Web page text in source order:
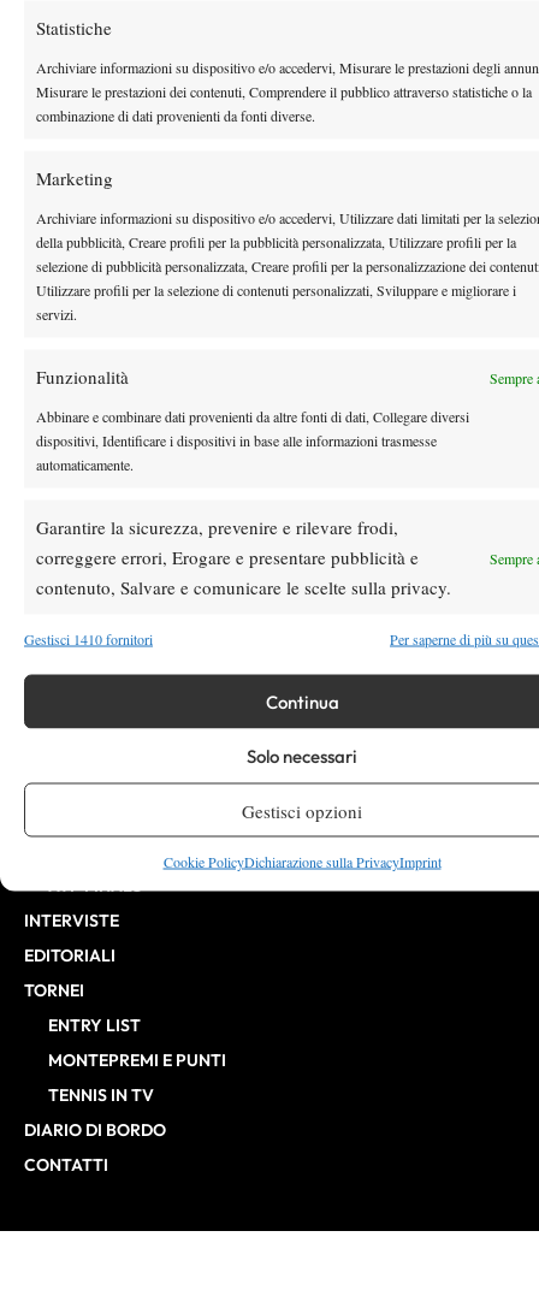
Statistiche
Archiviare informazioni su dispositivo e/o accedervi, Misurare le prestazioni degli
Misurare le prestazioni dei contenuti, Comprendere il pubblico attraverso statistiche o la
combinazione di dati provenienti da fonti diverse.
Marketing
Archiviare informazioni su dispositivo e/o accedervi, Utilizzare dati limitati per la
della pubblicità, Creare profili per la pubblicità personalizzata, Utilizzare profili per la
selezione di pubblicità personalizzata, Creare profili per la personalizzazione dei
Utilizzare profili per la selezione di contenuti personalizzati, Sviluppare e migliorare i
servizi.
Funzionalità Sempre
Abbinare e combinare dati provenienti da altre fonti di dati, Collegare diversi
dispositivi, Identificare i dispositivi in base alle informazioni trasmesse
automaticamente.
Garantire la sicurezza, prevenire e rilevare frodi,
correggere errori, Erogare e presentare pubblicità e
contenuto, Salvare e comunicare le scelte sulla privacy.
Sempre
Gestisci 1410 fornitori Per saperne di più su
Continua
Solo necessari
Gestisci opzioni
Cookie PolicyDichiarazione sulla PrivacyImprint
X
Youtube
10268 del 15/09/2025
VIBES MEDIA SRL
, P.iva 14250480960
Direttore Responsabile: Alessandro Nizegorodcew
ENTRY LIST
NEWS
CHALLENGER
ATP FINALS
INTERVISTE
EDITORIALI
TORNEI
ENTRY LIST
MONTEPREMI E PUNTI
TENNIS IN TV
DIARIO DI BORDO
CONTATTI